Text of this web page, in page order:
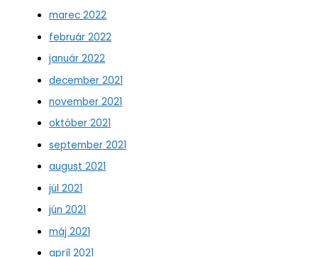
marec 2022
február 2022
január 2022
december 2021
november 2021
október 2021
september 2021
august 2021
júl 2021
jún 2021
máj 2021
apríl 2021